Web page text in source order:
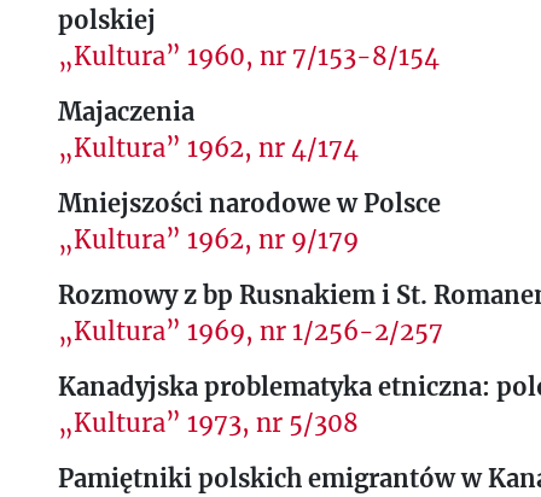
polskiej
„Kultura” 1960, nr 7/153-8/154
Majaczenia
„Kultura” 1962, nr 4/174
Mniejszości narodowe w Polsce
„Kultura” 1962, nr 9/179
Rozmowy z bp Rusnakiem i St.
„Kultura” 1969, nr 1/256-2/257
Kanadyjska problematyka etniczna:
„Kultura” 1973, nr 5/308
Pamiętniki polskich emigrantów w